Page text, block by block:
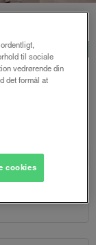
til sociale
vedrørende din
det formål at
cookies